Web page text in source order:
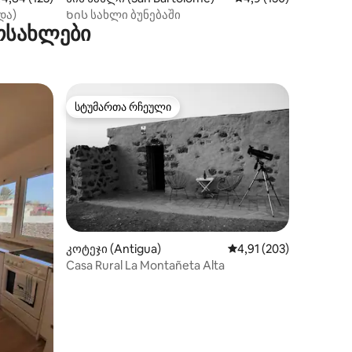
Ხის სახლი ბუნებაში
სტუმართა რჩეული
სტუმართა რჩეული
კოტეჯი (Antigua) საშუალო შეფასებაა
4,91 (203)
Casa Rural La Montañeta Alta